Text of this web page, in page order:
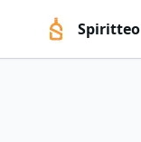
Spiritteo